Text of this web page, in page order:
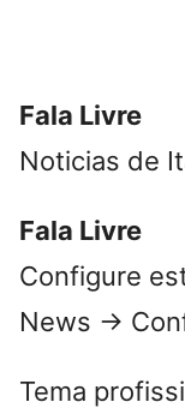
Fala Livre
Noticias de
Fala Livre
Configure
News →
Tema